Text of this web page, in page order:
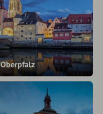
Oberpfalz